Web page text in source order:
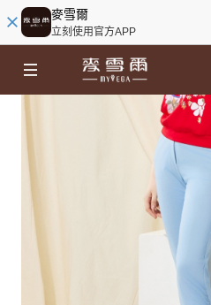
麥雪爾
立刻使用官方APP